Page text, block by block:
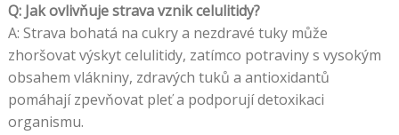
Q: Jak ovlivňuje strava vznik celulitidy?
A: Strava bohatá na cukry a nezdravé tuky může
zhoršovat výskyt celulitidy, zatímco potraviny s vysokým
obsahem vlákniny, zdravých tuků a antioxidantů
pomáhají zpevňovat pleť a podporují detoxikaci
organismu.